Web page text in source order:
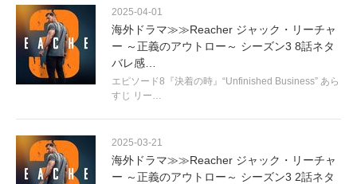
2025-04-01
海外ドラマ≫≫Reacher ジャック・リーチャ
ー ～正義のアウトロー～ シーズン3 8話ネタ
バレ感…
エピソード8『決着の時』“Unfinished Business” あら
すじ リー…
2025-03-21
海外ドラマ≫≫Reacher ジャック・リーチャ
ー ～正義のアウトロー～ シーズン3 2話ネタ